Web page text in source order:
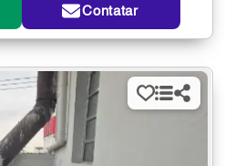
Contatar